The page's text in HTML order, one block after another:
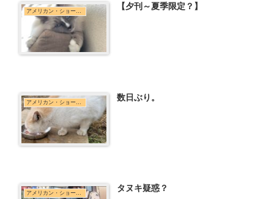
アメリカン・ショートヘア 【夕刊～夏季限定？】
アメリカン・ショートヘア 数日ぶり。
アメリカン・ショートヘア タヌキ疑惑？